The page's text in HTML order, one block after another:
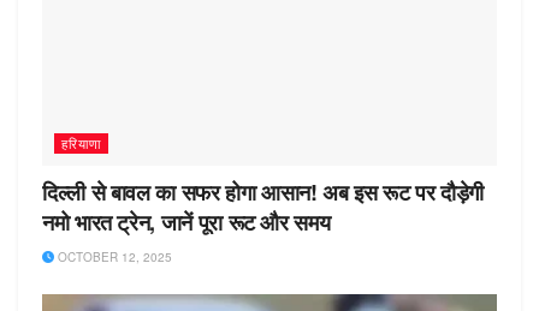
हरियाणा
दिल्ली से बावल का सफर होगा आसान! अब इस रूट पर दौड़ेगी
नमो भारत ट्रेन, जानें पूरा रूट और समय
OCTOBER 12, 2025